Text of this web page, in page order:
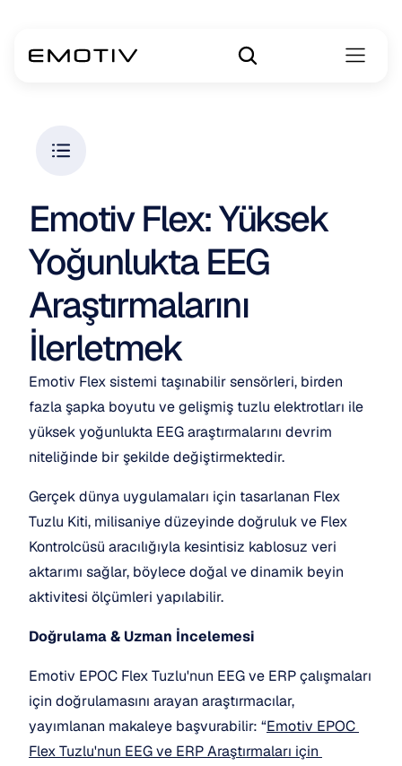
Emotiv Flex: Yüksek
Yoğunlukta EEG
Araştırmalarını
İlerletmek
Emotiv Flex sistemi taşınabilir sensörleri, birden
fazla şapka boyutu ve gelişmiş tuzlu elektrotları ile
yüksek yoğunlukta EEG araştırmalarını devrim
niteliğinde bir şekilde değiştirmektedir.
Gerçek dünya uygulamaları için tasarlanan Flex
Tuzlu Kiti, milisaniye düzeyinde doğruluk ve Flex
Kontrolcüsü aracılığıyla kesintisiz kablosuz veri
aktarımı sağlar, böylece doğal ve dinamik beyin
aktivitesi ölçümleri yapılabilir.
Doğrulama & Uzman İncelemesi
Emotiv EPOC Flex Tuzlu'nun EEG ve ERP çalışmaları
için doğrulamasını arayan araştırmacılar,
yayımlanan makaleye başvurabilir: “Emotiv EPOC
Flex Tuzlu'nun EEG ve ERP Araştırmaları için